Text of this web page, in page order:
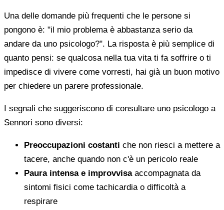
Una delle domande più frequenti che le persone si
pongono è: "il mio problema è abbastanza serio da
andare da uno psicologo?". La risposta è più semplice di
quanto pensi: se qualcosa nella tua vita ti fa soffrire o ti
impedisce di vivere come vorresti, hai già un buon motivo
per chiedere un parere professionale.
I segnali che suggeriscono di consultare uno psicologo a
Sennori sono diversi:
Preoccupazioni costanti che non riesci a mettere a
tacere, anche quando non c'è un pericolo reale
Paura intensa e improvvisaaccompagnata da
sintomi fisici come tachicardia o difficoltà a
respirare